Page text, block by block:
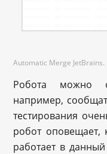
Automatic Merge
Робота можно
например,
тестирования
робот оповещает,
работает в